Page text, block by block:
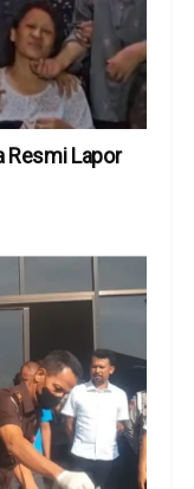
Resmi Lapor